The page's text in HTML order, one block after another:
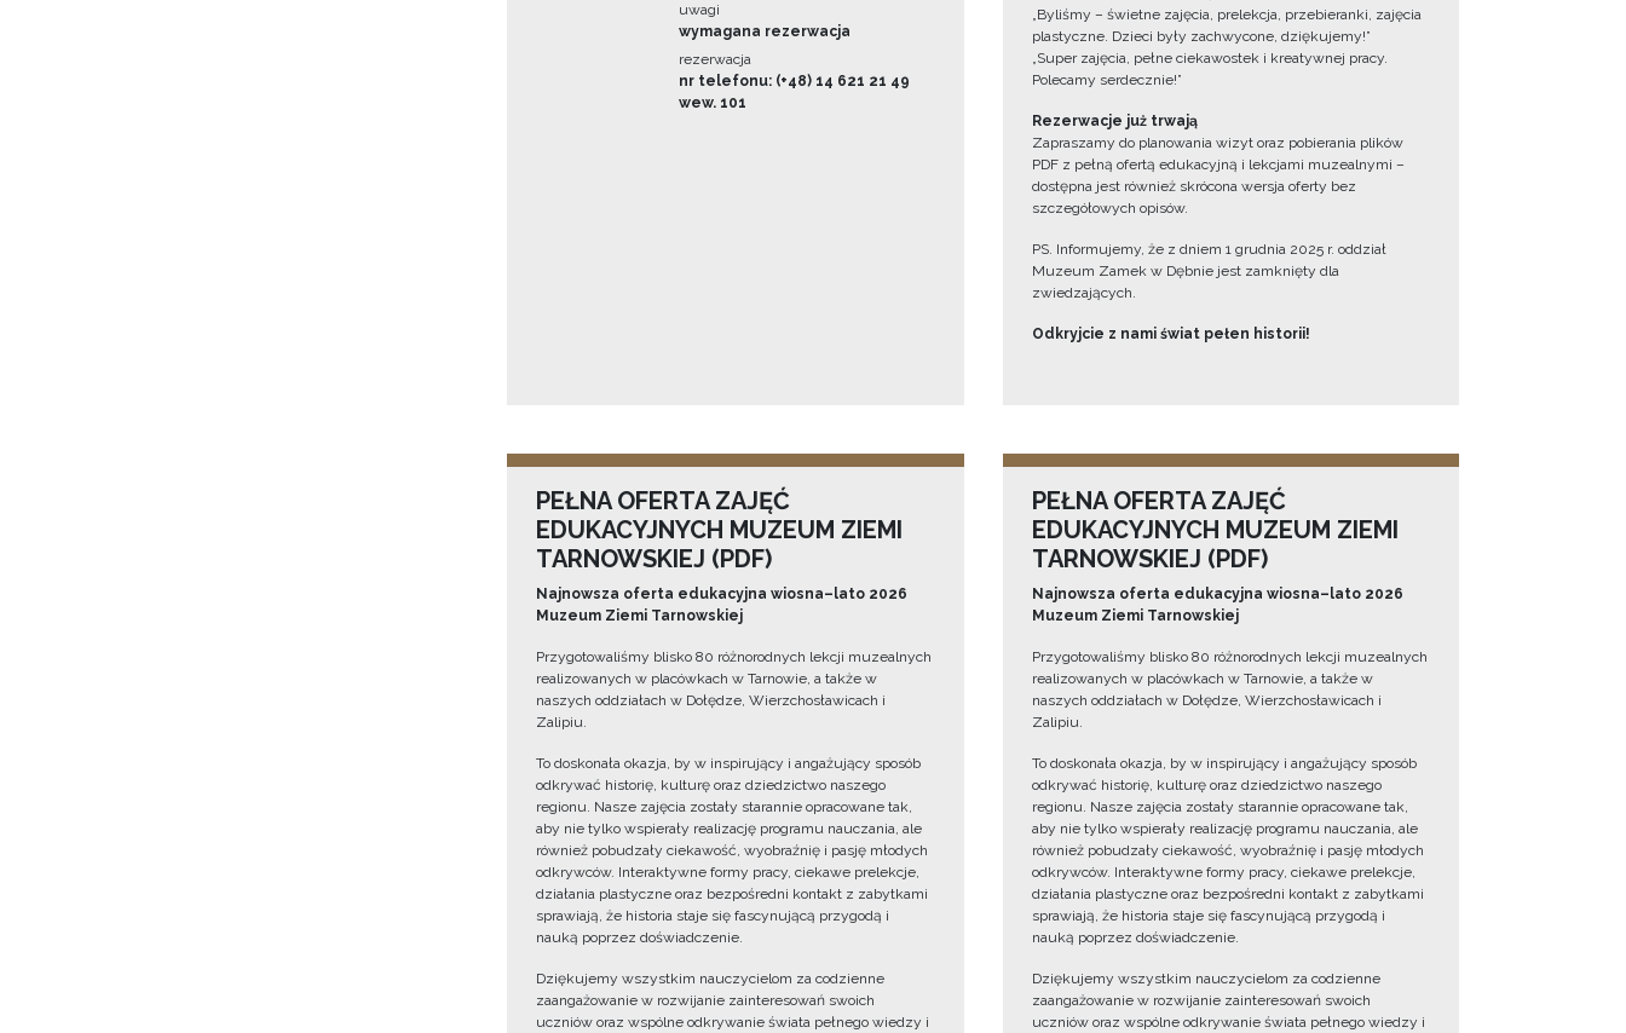
uwagi
wymagana rezerwacja
rezerwacja
nr telefonu: (+48) 14 621 21 49
wew. 101
„Byliśmy – świetne zajęcia, prelekcja, przebieranki, zajęcia
plastyczne. Dzieci były zachwycone, dziękujemy!”
„Super zajęcia, pełne ciekawostek i kreatywnej pracy.
Polecamy serdecznie!”
Rezerwacje już trwają
Zapraszamy do planowania wizyt oraz pobierania plików
PDF z pełną ofertą edukacyjną i lekcjami muzealnymi –
dostępna jest również skrócona wersja oferty bez
szczegółowych opisów.
PS. Informujemy, że z dniem 1 grudnia 2025 r. oddział
Muzeum Zamek w Dębnie jest zamknięty dla
zwiedzających.
Odkryjcie z nami świat pełen historii!
PEŁNA OFERTA ZAJĘĆ
EDUKACYJNYCH MUZEUM ZIEMI
TARNOWSKIEJ (PDF)
Najnowsza oferta edukacyjna wiosna–lato 2026
Muzeum Ziemi Tarnowskiej
Przygotowaliśmy blisko 80 różnorodnych lekcji muzealnych
realizowanych w placówkach w Tarnowie, a także w
naszych oddziałach w Dołędze, Wierzchosławicach i
Zalipiu.
To doskonała okazja, by w inspirujący i angażujący sposób
odkrywać historię, kulturę oraz dziedzictwo naszego
regionu. Nasze zajęcia zostały starannie opracowane tak,
aby nie tylko wspierały realizację programu nauczania, ale
również pobudzały ciekawość, wyobraźnię i pasję młodych
odkrywców. Interaktywne formy pracy, ciekawe prelekcje,
działania plastyczne oraz bezpośredni kontakt z zabytkami
sprawiają, że historia staje się fascynującą przygodą i
nauką poprzez doświadczenie.
Dziękujemy wszystkim nauczycielom za codzienne
zaangażowanie w rozwijanie zainteresowań swoich
uczniów oraz wspólne odkrywanie świata pełnego wiedzy i
PEŁNA OFERTA ZAJĘĆ
EDUKACYJNYCH MUZEUM ZIEMI
TARNOWSKIEJ (PDF)
Najnowsza oferta edukacyjna wiosna–lato 2026
Muzeum Ziemi Tarnowskiej
Przygotowaliśmy blisko 80 różnorodnych lekcji muzealnych
realizowanych w placówkach w Tarnowie, a także w
naszych oddziałach w Dołędze, Wierzchosławicach i
Zalipiu.
To doskonała okazja, by w inspirujący i angażujący sposób
odkrywać historię, kulturę oraz dziedzictwo naszego
regionu. Nasze zajęcia zostały starannie opracowane tak,
aby nie tylko wspierały realizację programu nauczania, ale
również pobudzały ciekawość, wyobraźnię i pasję młodych
odkrywców. Interaktywne formy pracy, ciekawe prelekcje,
działania plastyczne oraz bezpośredni kontakt z zabytkami
sprawiają, że historia staje się fascynującą przygodą i
nauką poprzez doświadczenie.
Dziękujemy wszystkim nauczycielom za codzienne
zaangażowanie w rozwijanie zainteresowań swoich
uczniów oraz wspólne odkrywanie świata pełnego wiedzy i